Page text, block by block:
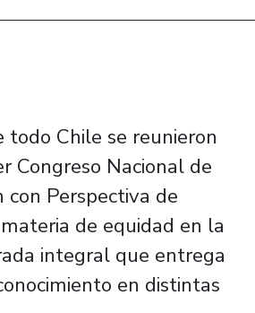
todo Chile se reunieron
Congreso Nacional de
con Perspectiva de
de equidad en la
integral que entrega
en distintas